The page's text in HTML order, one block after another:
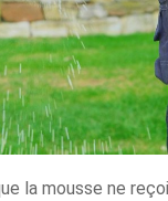
la mousse ne